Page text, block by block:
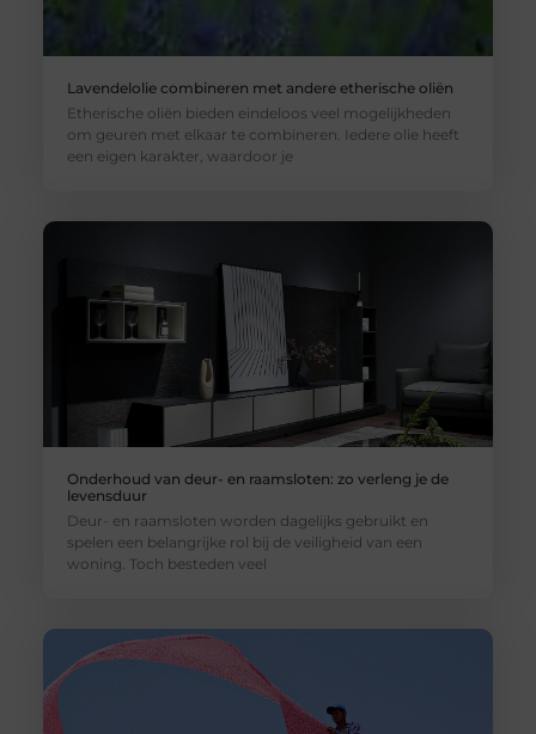
Lavendelolie combineren met andere etherische oliën
Etherische oliën bieden eindeloos veel mogelijkheden
om geuren met elkaar te combineren. Iedere olie heeft
een eigen karakter, waardoor je
Onderhoud van deur- en raamsloten: zo verleng je de
levensduur
Deur- en raamsloten worden dagelijks gebruikt en
spelen een belangrijke rol bij de veiligheid van een
woning. Toch besteden veel